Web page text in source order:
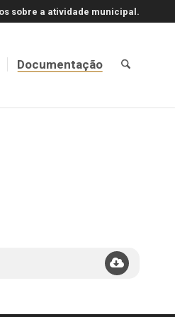
sobre a atividade municipal.
Documentação